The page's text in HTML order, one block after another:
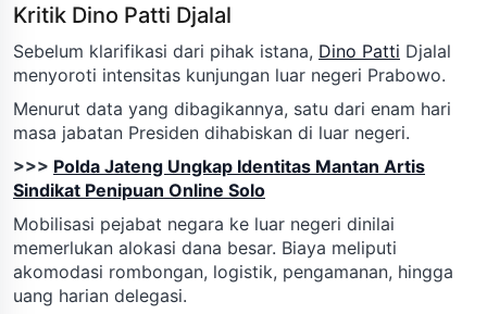
Kritik Dino Patti Djalal
Sebelum klarifikasi dari pihak istana, Dino Patti Djalal
menyoroti intensitas kunjungan luar negeri Prabowo.
Menurut data yang dibagikannya, satu dari enam hari
masa jabatan Presiden dihabiskan di luar negeri.
>>> Polda Jateng Ungkap Identitas Mantan Artis
Sindikat Penipuan Online Solo
Mobilisasi pejabat negara ke luar negeri dinilai
memerlukan alokasi dana besar. Biaya meliputi
akomodasi rombongan, logistik, pengamanan, hingga
uang harian delegasi.